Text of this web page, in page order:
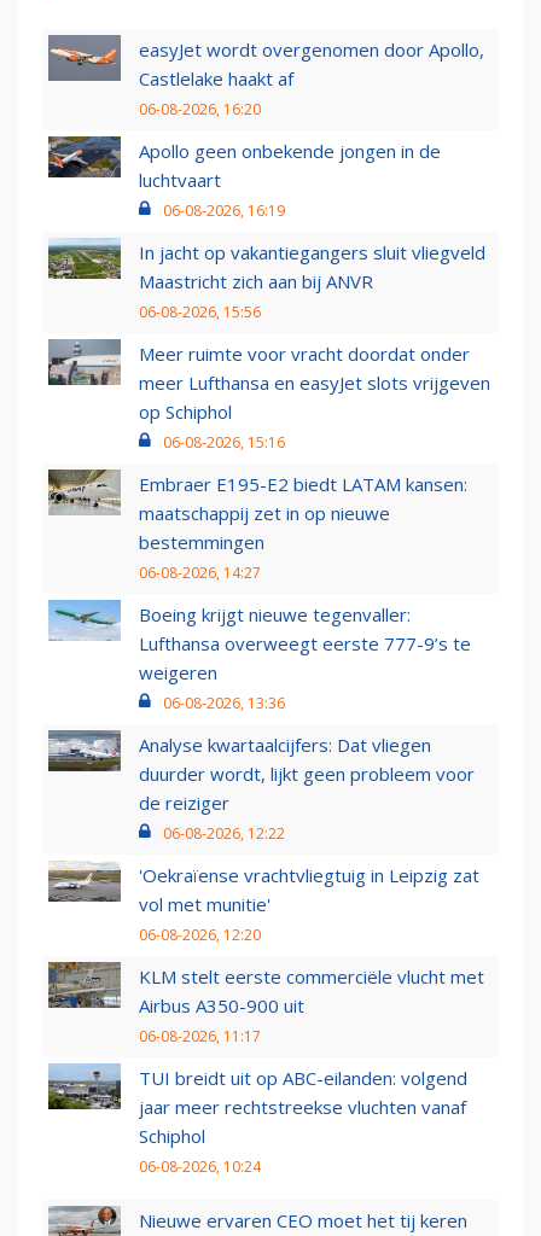
easyJet wordt overgenomen door Apollo,
Castlelake haakt af
06-08-2026, 16:20
Apollo geen onbekende jongen in de
luchtvaart
06-08-2026, 16:19
In jacht op vakantiegangers sluit vliegveld
Maastricht zich aan bij ANVR
06-08-2026, 15:56
Meer ruimte voor vracht doordat onder
meer Lufthansa en easyJet slots vrijgeven
op Schiphol
06-08-2026, 15:16
Embraer E195-E2 biedt LATAM kansen:
maatschappij zet in op nieuwe
bestemmingen
06-08-2026, 14:27
Boeing krijgt nieuwe tegenvaller:
Lufthansa overweegt eerste 777-9’s te
weigeren
06-08-2026, 13:36
Analyse kwartaalcijfers: Dat vliegen
duurder wordt, lijkt geen probleem voor
de reiziger
06-08-2026, 12:22
'Oekraïense vrachtvliegtuig in Leipzig zat
vol met munitie'
06-08-2026, 12:20
KLM stelt eerste commerciële vlucht met
Airbus A350-900 uit
06-08-2026, 11:17
TUI breidt uit op ABC-eilanden: volgend
jaar meer rechtstreekse vluchten vanaf
Schiphol
06-08-2026, 10:24
Nieuwe ervaren CEO moet het tij keren